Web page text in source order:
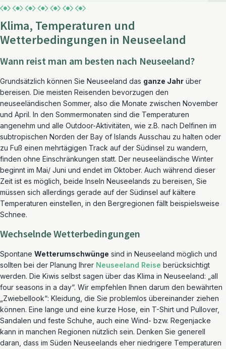
Klima, Temperaturen und
Wetterbedingungen in Neuseeland
Wann reist man am besten nach Neuseeland?
Grundsätzlich können Sie Neuseeland das ganze Jahr über
bereisen. Die meisten Reisenden bevorzugen den
neuseeländischen Sommer, also die Monate zwischen November
und April. In den Sommermonaten sind die Temperaturen
angenehm und alle Outdoor-Aktivitäten, wie z.B. nach Delfinen im
subtropischen Norden der Bay of Islands Ausschau zu halten oder
zu Fuß einen mehrtägigen Track auf der Südinsel zu wandern,
finden ohne Einschränkungen statt. Der neuseeländische Winter
beginnt im Mai/ Juni und endet im Oktober. Auch während dieser
Zeit ist es möglich, beide Inseln Neuseelands zu bereisen, Sie
müssen sich allerdings gerade auf der Südinsel auf kältere
Temperaturen einstellen, in den Bergregionen fällt beispielsweise
Schnee.
Wechselnde Wetterbedingungen
Spontane Wetterumschwünge sind in Neuseeland möglich und
sollten bei der Planung Ihrer Neuseeland Reise berücksichtigt
werden. Die Kiwis selbst sagen über das Klima in Neuseeland: „all
four seasons in a day“. Wir empfehlen Ihnen darum den bewährten
„Zwiebellook“: Kleidung, die Sie problemlos übereinander ziehen
können. Eine lange und eine kurze Hose, ein T-Shirt und Pullover,
Sandalen und feste Schuhe, auch eine Wind- bzw. Regenjacke
kann in manchen Regionen nützlich sein. Denken Sie generell
daran, dass im Süden Neuseelands eher niedrigere Temperaturen